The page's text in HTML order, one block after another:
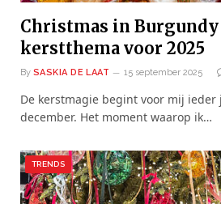
Christmas in
kerstthema voor 2025
By SASKIA DE LAAT 15 september 2025
De kerstmagie begint voor mij
december. Het moment waarop ik…
TRENDS